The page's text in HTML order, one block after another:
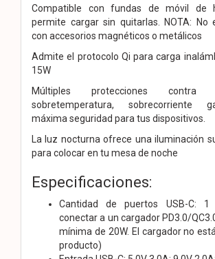
Compatible con fundas de móvil de
permite cargar sin quitarlas. NOTA: No
con accesorios magnéticos o metálicos
Admite el protocolo Qi para carga
15W
Múltiples protecciones contra
sobretemperatura, sobrecorriente
máxima seguridad para tus dispositivos.
La luz nocturna ofrece una iluminación
para colocar en tu mesa de noche
Especificaciones:
Cantidad de puertos USB-C: 1
conectar a un cargador PD3.0/
mínima de 20W. El cargador no
producto)